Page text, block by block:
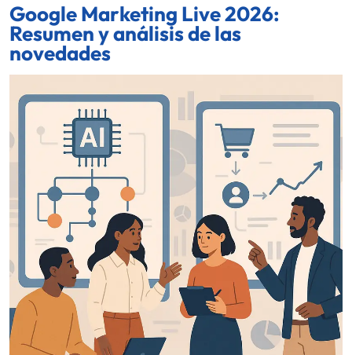
Google Marketing Live 2026:
Resumen y análisis de las
novedades